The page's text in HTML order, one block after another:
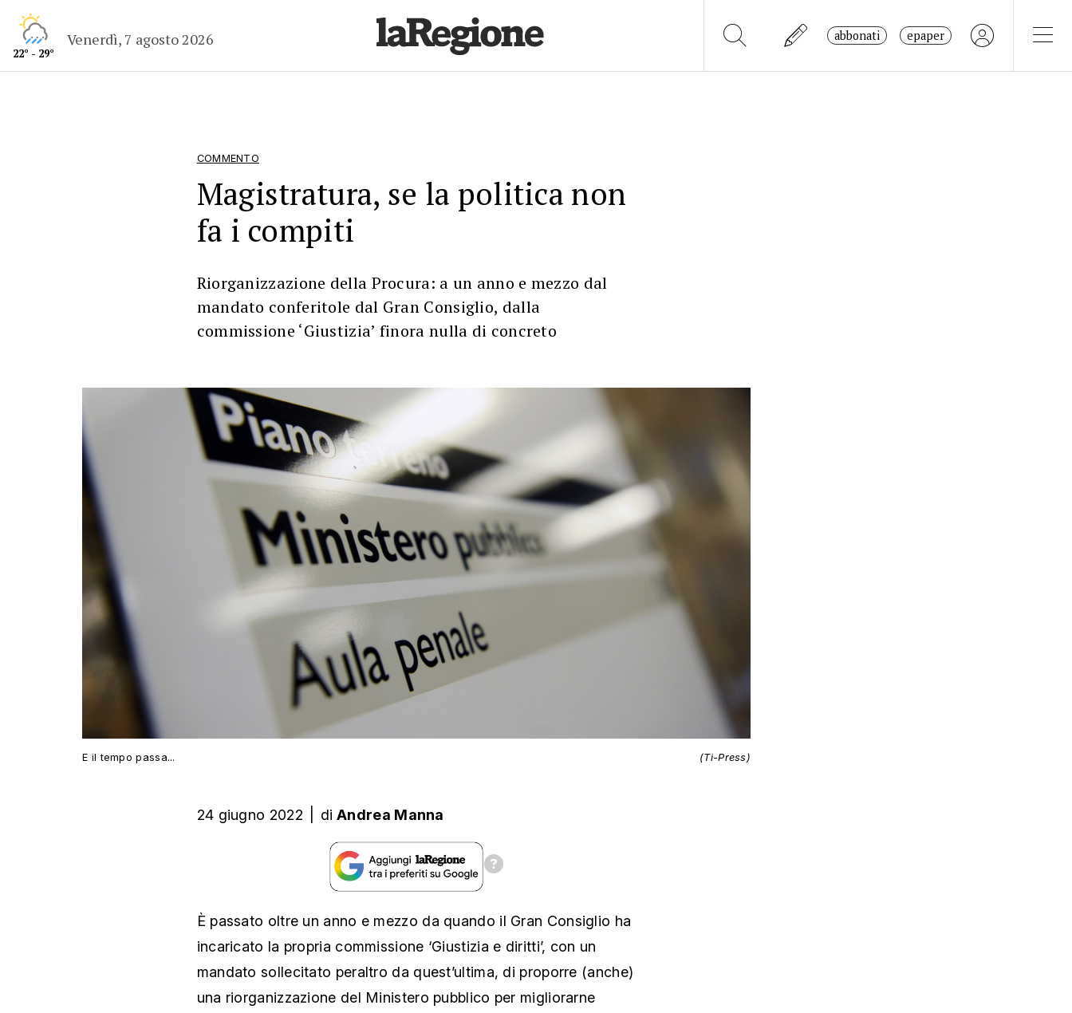
22° - 29°
Venerdì, 7 agosto 2026 abbonati epaper
COMMENTO
Magistratura, se la politica non
fa i compiti
Riorganizzazione della Procura: a un anno e mezzo dal
mandato conferitole dal Gran Consiglio, dalla
commissione ‘Giustizia’ finora nulla di concreto
E il tempo passa... (Ti-Press)
24 giugno 2022 di Andrea Manna
È passato oltre un anno e mezzo da quando il Gran Consiglio ha
incaricato la propria commissione ‘Giustizia e diritti’, con un
mandato sollecitato peraltro da quest’ultima, di proporre (anche)
una riorganizzazione del Ministero pubblico per migliorarne